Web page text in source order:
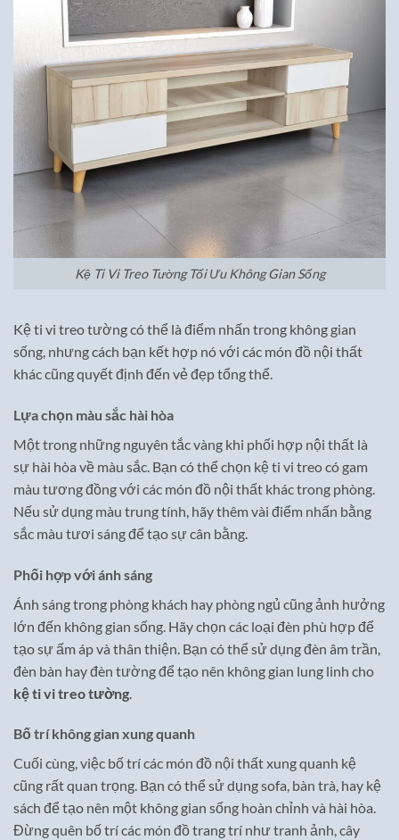
Kệ Ti Vi Treo Tường Tối Ưu Không Gian Sống
Kệ ti vi treo tường có thể là điểm nhấn trong không gian
sống, nhưng cách bạn kết hợp nó với các món đồ nội thất
khác cũng quyết định đến vẻ đẹp tổng thể.
Lựa chọn màu sắc hài hòa
Một trong những nguyên tắc vàng khi phối hợp nội thất là
sự hài hòa về màu sắc. Bạn có thể chọn kệ ti vi treo có gam
màu tương đồng với các món đồ nội thất khác trong phòng.
Nếu sử dụng màu trung tính, hãy thêm vài điểm nhấn bằng
sắc màu tươi sáng để tạo sự cân bằng.
Phối hợp với ánh sáng
Ánh sáng trong phòng khách hay phòng ngủ cũng ảnh hưởng
lớn đến không gian sống. Hãy chọn các loại đèn phù hợp để
tạo sự ấm áp và thân thiện. Bạn có thể sử dụng đèn âm trần,
đèn bàn hay đèn tường để tạo nên không gian lung linh cho
kệ ti vi treo tường
Bố trí không gian xung quanh
Cuối cùng, việc bố trí các món đồ nội thất xung quanh kệ
cũng rất quan trọng. Bạn có thể sử dụng sofa, bàn trà, hay kệ
sách để tạo nên một không gian sống hoàn chỉnh và hài hòa.
Đừng quên bố trí các món đồ trang trí như tranh ảnh, cây